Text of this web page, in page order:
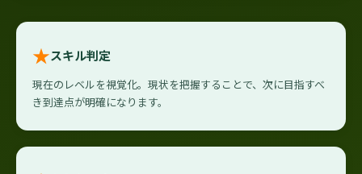
★スキル判定
現在のレベルを視覚化。現状を把握することで、次に目指すべ
き到達点が明確になります。